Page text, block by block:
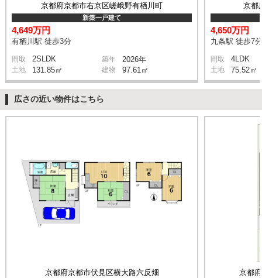
京都府京都市右京区嵯峨野有栖川町
新築一戸建て
4,649万円
有栖川駅 徒歩3分
間取 2SLDK 築年 2026年
土地 131.85㎡ 建物 97.61㎡
京都
4,650万円
九条駅 徒歩7分
間取 4LDK
土地 75.52㎡
広さの近い物件はこちら
京都府京都市伏見区横大路六反畑 京都